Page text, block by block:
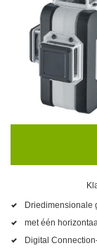
Driedimensionale
met één
Digital